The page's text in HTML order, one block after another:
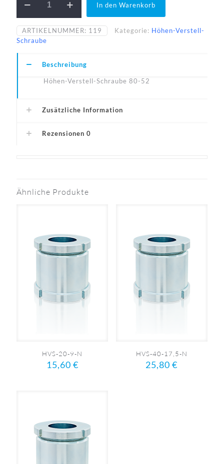
80-
N
Menge
In den Warenkorb
ARTIKELNUMMER: 119 Kategorie: Höhen-Verstell-
Schraube
Beschreibung
Höhen-Verstell-Schraube 80-52
Zusätzliche Information
Rezensionen 0
Ähnliche Produkte
HVS-20-9-N
15,60 €
HVS-40-17,5-N
25,80€